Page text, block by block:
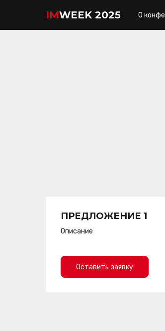
О
IMWEEK 2025
ПРЕДЛОЖЕНИЕ 1
Описание
Оставить заявку